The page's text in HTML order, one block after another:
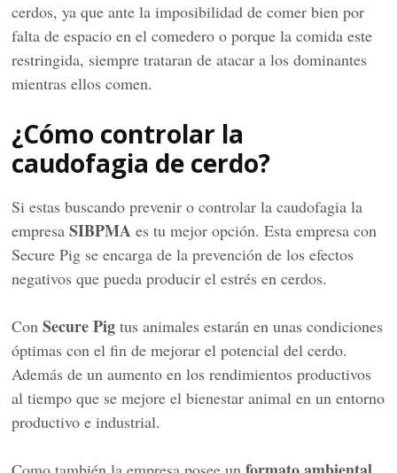
cerdos, ya que ante la imposibilidad de comer bien por
falta de espacio en el comedero o porque la comida este
restringida, siempre trataran de atacar a los dominantes
mientras ellos comen.
¿Cómo controlar la
caudofagia de cerdo?
Si estas buscando prevenir o controlar la caudofagia la
empresaSIBPMA es tu mejor opción. Esta empresa con
Secure Pig se encarga de la prevención de los efectos
negativos que pueda producir el estrés en cerdos.
ConSecure Pig tus animales estarán en unas condiciones
óptimas con el fin de mejorar el potencial del cerdo.
Además de un aumento en los rendimientos productivos
al tiempo que se mejore el bienestar animal en un entorno
productivo e industrial.